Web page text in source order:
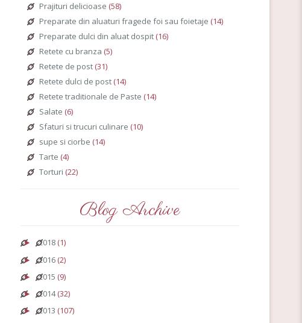
Prajituri delicioase (58)
Preparate din aluaturi fragede foi sau foietaje (14)
Preparate dulci din aluat dospit (16)
Retete cu branza (5)
Retete de post (31)
Retete dulci de post (14)
Retete traditionale de Paste (14)
Salate (6)
Sfaturi si trucuri culinare (10)
supe si ciorbe (14)
Tarte (4)
Torturi (22)
Blog Archive
► 2018 (1)
► 2016 (2)
► 2015 (9)
► 2014 (32)
► 2013 (107)